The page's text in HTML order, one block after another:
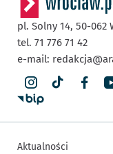
pl. Solny 14, 50-062
tel. 71 776 71 42
e-mail:
Aktualności